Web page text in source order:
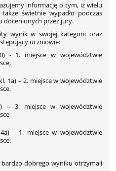
informację o tym, iż wielu
świetnie wypadło podczas
docenionych przez jury.
wynik w swojej kategorii oraz
uczniowie:
- 1. miejsce w województwie
1a) – 2. miejsce w województwie
– 3. miejsce w województwie
– 1. miejsce w województwie
bardzo dobrego wyniku otrzymali